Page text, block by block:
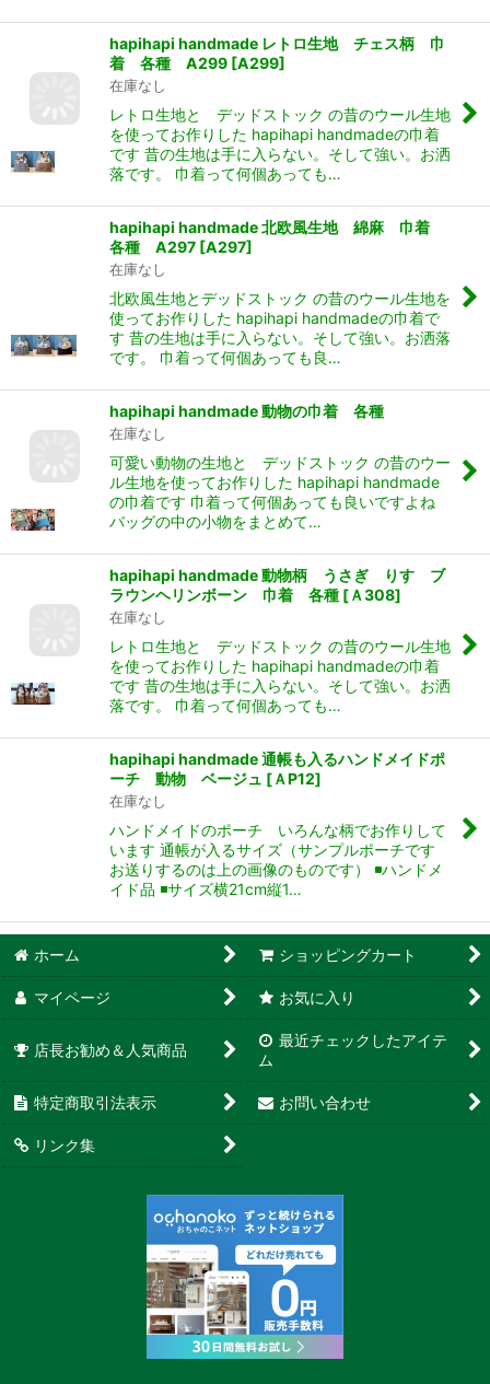
hapihapi handmade レトロ生地 チェス柄 巾
着 各種 A299 [A299]
在庫なし
レトロ生地と デッドストック の昔のウール生地
を使ってお作りした hapihapi handmadeの巾着
です 昔の生地は手に入らない。そして強い。お洒
落です。 巾着って何個あっても…
hapihapi handmade 北欧風生地 綿麻 巾着
各種 A297 [A297]
在庫なし
北欧風生地とデッドストック の昔のウール生地を
使ってお作りした hapihapi handmadeの巾着で
す 昔の生地は手に入らない。そして強い。お洒落
です。 巾着って何個あっても良…
hapihapi handmade 動物の巾着 各種
在庫なし
可愛い動物の生地と デッドストック の昔のウー
ル生地を使ってお作りした hapihapi handmade
の巾着です 巾着って何個あっても良いですよね
バッグの中の小物をまとめて…
hapihapi handmade 動物柄 うさぎ りす ブ
ラウンヘリンボーン 巾着 各種 [Ａ308]
在庫なし
レトロ生地と デッドストック の昔のウール生地
を使ってお作りした hapihapi handmadeの巾着
です 昔の生地は手に入らない。そして強い。お洒
落です。 巾着って何個あっても…
hapihapi handmade 通帳も入るハンドメイドポ
ーチ 動物 ベージュ [ＡP12]
在庫なし
ハンドメイドのポーチ いろんな柄でお作りして
います 通帳が入るサイズ（サンプルポーチです
お送りするのは上の画像のものです） ◾️ハンドメ
イド品 ◾️サイズ横21cm縦1…
ホーム ショッピングカート
マイページ お気に入り
店長お勧め＆人気商品
最近チェックしたアイテ
ム
特定商取引法表示 お問い合わせ
リンク集